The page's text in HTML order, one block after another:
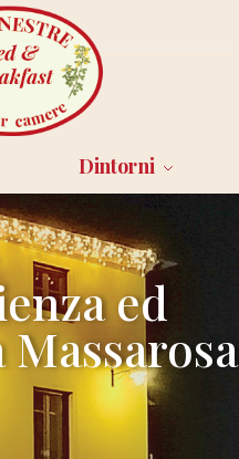
Dintorni
ed
Massarosa